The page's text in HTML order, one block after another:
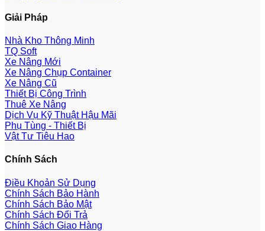
Giải Pháp
Nhà Kho Thông Minh
TQ Soft
Xe Nâng Mới
Xe Nâng Chụp Container
Xe Nâng Cũ
Thiết Bị Công Trình
Thuê Xe Nâng
Dịch Vụ Kỹ Thuật Hậu Mãi
Phụ Tùng - Thiết Bị
Vật Tư Tiêu Hao
Chính Sách
Điều Khoản Sử Dụng
Chính Sách Bảo Hành
Chính Sách Bảo Mật
Chính Sách Đổi Trả
Chính Sách Giao Hàng